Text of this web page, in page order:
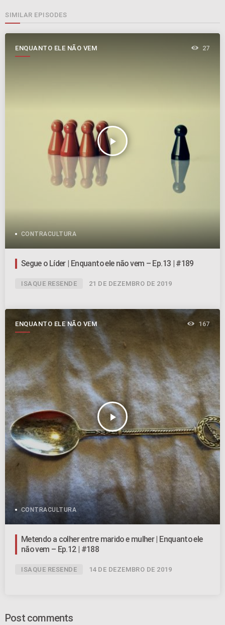
SIMILAR EPISODES
ENQUANTO ELE NÃO VEM
play_arrow
27
CONTRACULTURA
Segue o Líder | Enquanto ele não vem – Ep.13 | #189
ISAQUE RESENDE 21 DE DEZEMBRO DE 2019
ENQUANTO ELE NÃO VEM
play_arrow
167
CONTRACULTURA
Metendo a colher entre marido e mulher | Enquanto ele
não vem – Ep.12 | #188
ISAQUE RESENDE 14 DE DEZEMBRO DE 2019
Post comments